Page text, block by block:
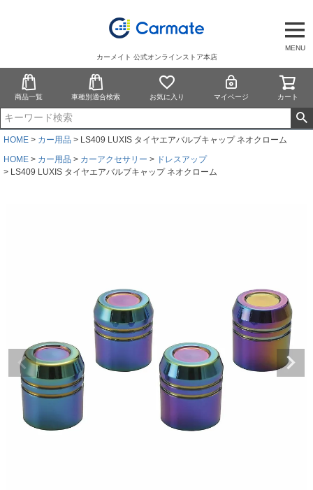
MENU
カーメイト 公式オンラインストア本店
商品一覧 車種別適合検索 お気に入り マイページ カート
HOME カー用品
LS409 LUXIS タイヤエアバルブキャップ ネオクローム
HOME
カー用品 カーアクセサリー
ドレスアップ
LS409 LUXIS タイヤエアバルブキャップ ネオクローム